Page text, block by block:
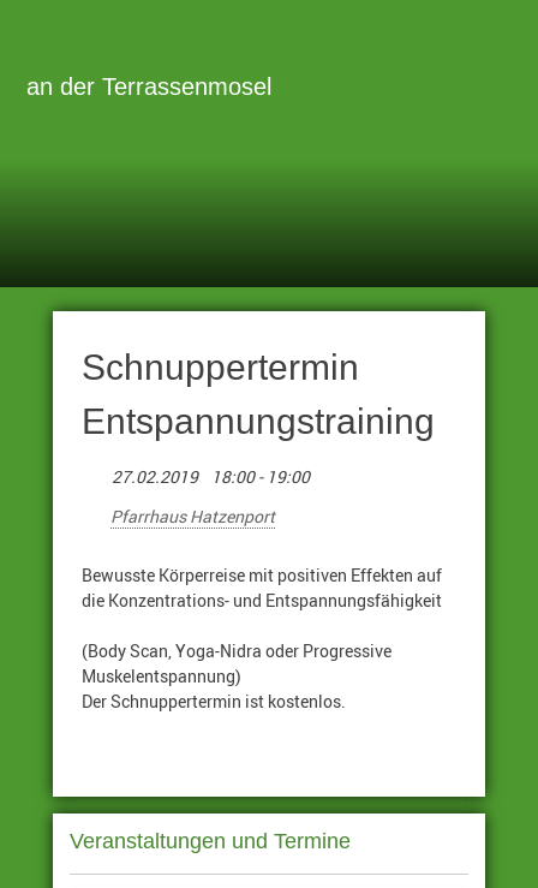
springen
an der Terrassenmosel
Schnuppertermin
Entspannungstraining
27.02.2019
18:00 - 19:00
Pfarrhaus Hatzenport
Bewusste Körperreise mit positiven Effekten auf
die Konzentrations- und Entspannungsfähigkeit
(Body Scan, Yoga-Nidra oder Progressive
Muskelentspannung)
Der Schnuppertermin ist kostenlos.
Veranstaltungen und Termine